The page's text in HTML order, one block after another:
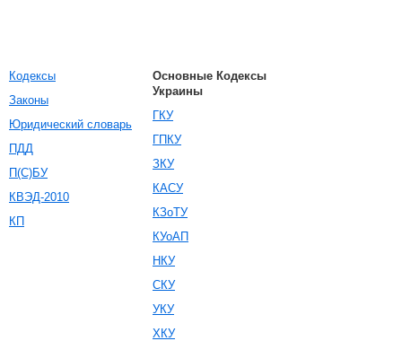
Кодексы
Законы
Юридический словарь
ПДД
П(С)БУ
КВЭД-2010
КП
Основные Кодексы
Украины
ГКУ
ГПКУ
ЗКУ
КАСУ
КЗоТУ
КУоАП
НКУ
СКУ
УКУ
ХКУ